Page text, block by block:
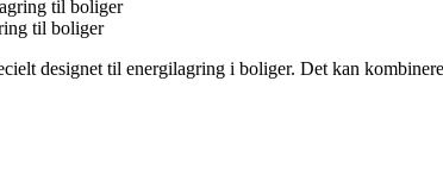
til boliger
designet til energilagring i boliger. Det kan